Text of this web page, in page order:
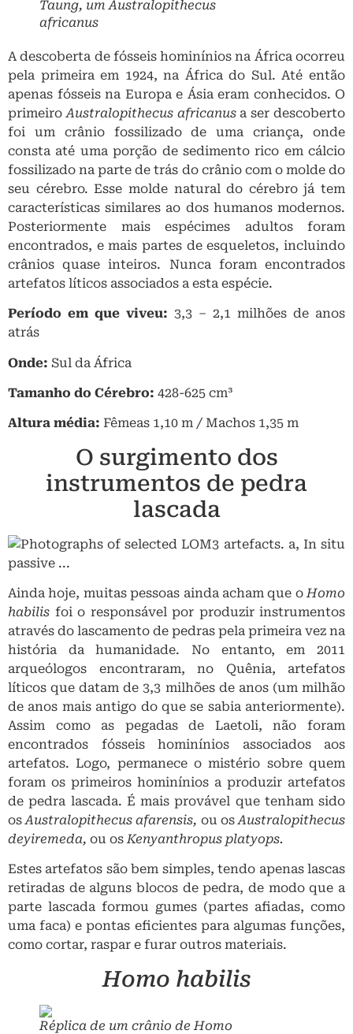
Taung, um Australopithecus
africanus
A descoberta de fósseis hominínios na África ocorreu
pela primeira em 1924, na África do Sul. Até então
apenas fósseis na Europa e Ásia eram conhecidos. O
primeiro Australopithecus africanus a ser descoberto
foi um crânio fossilizado de uma criança, onde
consta até uma porção de sedimento rico em cálcio
fossilizado na parte de trás do crânio com o molde do
seu cérebro. Esse molde natural do cérebro já tem
características similares ao dos humanos modernos.
Posteriormente mais espécimes adultos foram
encontrados, e mais partes de esqueletos, incluindo
crânios quase inteiros. Nunca foram encontrados
artefatos líticos associados a esta espécie.
Período em que viveu: 3,3 – 2,1 milhões de anos
atrás
Onde: Sul da África
Tamanho do Cérebro: 428-625 cm³
Altura média: Fêmeas 1,10 m / Machos 1,35 m
O surgimento dos
instrumentos de pedra
lascada
Ainda hoje, muitas pessoas ainda acham que oHomo
habilis foi o responsável por produzir instrumentos
através do lascamento de pedras pela primeira vez na
história da humanidade. No entanto, em 2011
arqueólogos encontraram, no Quênia, artefatos
líticos que datam de 3,3 milhões de anos (um milhão
de anos mais antigo do que se sabia anteriormente).
Assim como as pegadas de Laetoli, não foram
encontrados fósseis hominínios associados aos
artefatos. Logo, permanece o mistério sobre quem
foram os primeiros hominínios a produzir artefatos
de pedra lascada. É mais provável que tenham sido
osAustralopithecus afarensis, ou osAustralopithecus
deyiremeda, ou osKenyanthropus platyops.
Estes artefatos são bem simples, tendo apenas lascas
retiradas de alguns blocos de pedra, de modo que a
parte lascada formou gumes (partes afiadas, como
uma faca) e pontas eficientes para algumas funções,
como cortar, raspar e furar outros materiais.
Homo habilis
Réplica de um crânio deHomo